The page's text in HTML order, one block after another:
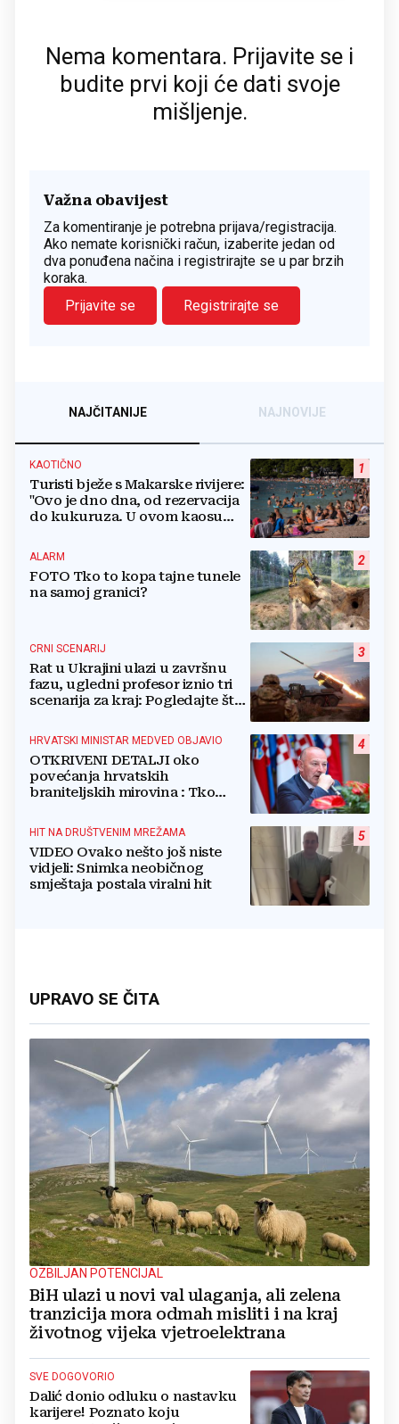
Nema komentara. Prijavite se i
budite prvi koji će dati svoje
mišljenje.
Važna obavijest
Za komentiranje je potrebna prijava/registracija.
Ako nemate korisnički račun, izaberite jedan od
dva ponuđena načina i registrirajte se u par brzih
koraka.
Prijavite se
Registrirajte se
NAJČITANIJE NAJNOVIJE
1
KAOTIČNO
Turisti bježe s Makarske rivijere:
"Ovo je dno dna, od rezervacija
do kukuruza. U ovom kaosu
2
ALARM
FOTO Tko to kopa tajne tunele
na samoj granici?
3
CRNI SCENARIJ
Rat u Ukrajini ulazi u završnu
fazu, ugledni profesor iznio tri
scenarija za kraj: Pogledajte što
4
HRVATSKI MINISTAR MEDVED OBJAVIO
OTKRIVENI DETALJI oko
povećanja hrvatskih
braniteljskih mirovina : Tko
5
HIT NA DRUŠTVENIM MREŽAMA
VIDEO Ovako nešto još niste
vidjeli: Snimka neobičnog
smještaja postala viralni hit
UPRAVO SE ČITA
OZBILJAN POTENCIJAL
BiH ulazi u novi val ulaganja, ali zelena
tranzicija mora odmah misliti i na kraj
životnog vijeka vjetroelektrana
SVE DOGOVORIO
Dalić donio odluku o nastavku
karijere! Poznato koju